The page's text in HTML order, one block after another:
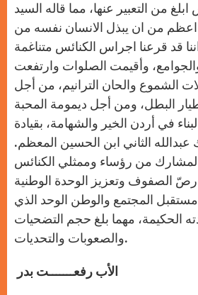
من التعبير عنها، مما قاله السيد
من ان يبذل الانسان نفسه من
قد قرعنا اجراس الكنائس متناغمة
وأقيمت الصلوات وارتفعت
الشموع والحان الترانيم، من أجل
البطل، ومن أجل ديمومة المحبة
في أردن الخير والشهامة، بقيادة
عبدالله الثاني ابن الحسين المعظم.
من رؤساء وممثلي الكنائس
الصفوف وتعزيز الوحدة الوطنية
مستقبل المجتمع والوطن الوحد الذي
الحكيمة، مهما بلغ حجم التضحيات
والصعوبات والتحديات.
الأب رفعـــــــت بدر